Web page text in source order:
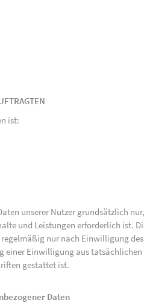
ist:
unserer Nutzer grundsätzlich
und Leistungen erforderlich ist.
nur nach Einwilligung
einer Einwilligung aus
gestattet ist.
Daten